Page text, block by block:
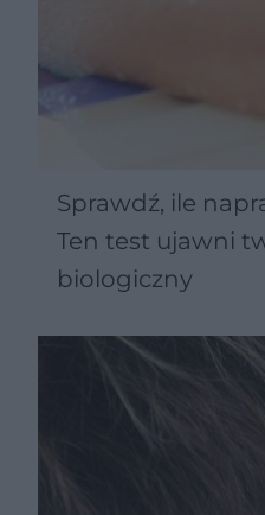
Sprawdź, ile
Ten test ujawni
biologiczny